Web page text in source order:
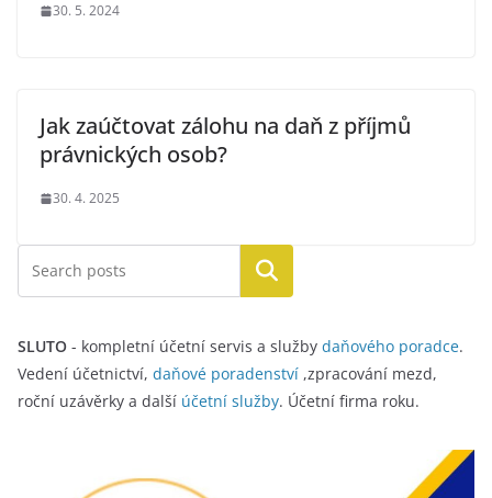
30. 5. 2024
Jak zaúčtovat zálohu na daň z příjmů
právnických osob?
30. 4. 2025
Hledat
SLUTO - kompletní účetní servis a služby daňového poradce.
Vedení účetnictví, daňové poradenství ,zpracování mezd,
roční uzávěrky a další účetní služby. Účetní firma roku.